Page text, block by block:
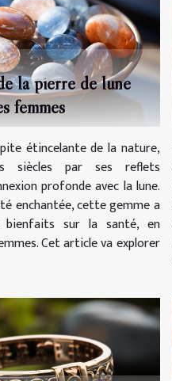
la pierre de lune
femmes
étincelante de la nature,
siècles par ses reflets
profonde avec la lune.
enchantée, cette gemme a
bienfaits sur la santé, en
Cet article va explorer